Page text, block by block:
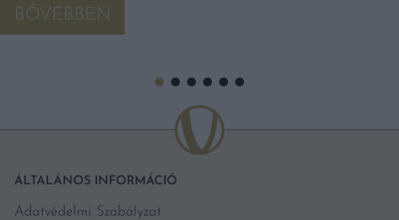
BŐVEBBEN
ÁLTALÁNOS INFORMÁCIÓ
Adatvédelmi Szabályzat